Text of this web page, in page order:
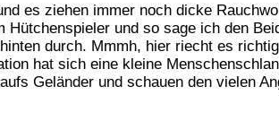
es ziehen immer noch dicke
und so sage ich den
durch. Mmmh, hier riecht es
hat sich eine kleine
Geländer und schauen den vielen